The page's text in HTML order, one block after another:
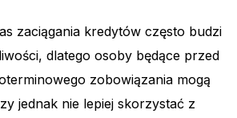
zaciągania kredytów często budzi
dlatego osoby będące przed
zobowiązania mogą
jednak nie lepiej skorzystać z